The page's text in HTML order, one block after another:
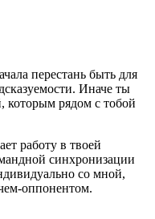
перестань быть для
Иначе ты
которым рядом с тобой
работу в твоей
синхронизации
со мной,
оппонентом.